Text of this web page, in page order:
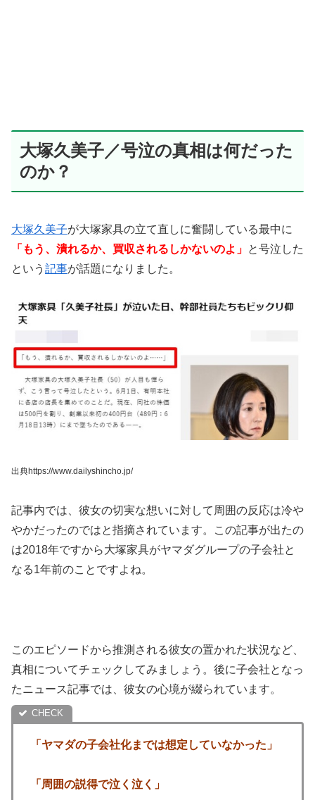
大塚久美子／号泣の真相は何だった
のか？
大塚久美子が大塚家具の立て直しに奮闘している最中に
「もう、潰れるか、買収されるしかないのよ」 と号泣した
という 記事が話題になりました。
出典https://www.dailyshincho.jp/
記事内では、彼女の切実な想いに対して周囲の反応は冷や
やかだったのではと指摘されています。この記事が出たの
は2018年ですから大塚家具がヤマダグループの子会社と
なる1年前のことですよね。
このエピソードから推測される彼女の置かれた状況など、
真相についてチェックしてみましょう。後に子会社となっ
たニュース記事では、彼女の心境が綴られています。
「ヤマダの子会社化までは想定していなかった」
「周囲の説得で泣く泣く」